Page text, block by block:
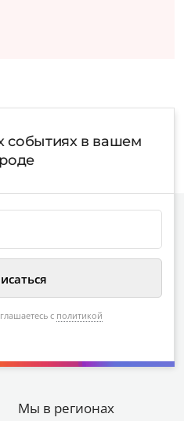
событиях в вашем
с политикой
Мы в регионах